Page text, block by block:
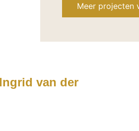
Meer projecten
Ingrid van der